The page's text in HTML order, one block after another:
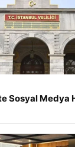
Sosyal Medya